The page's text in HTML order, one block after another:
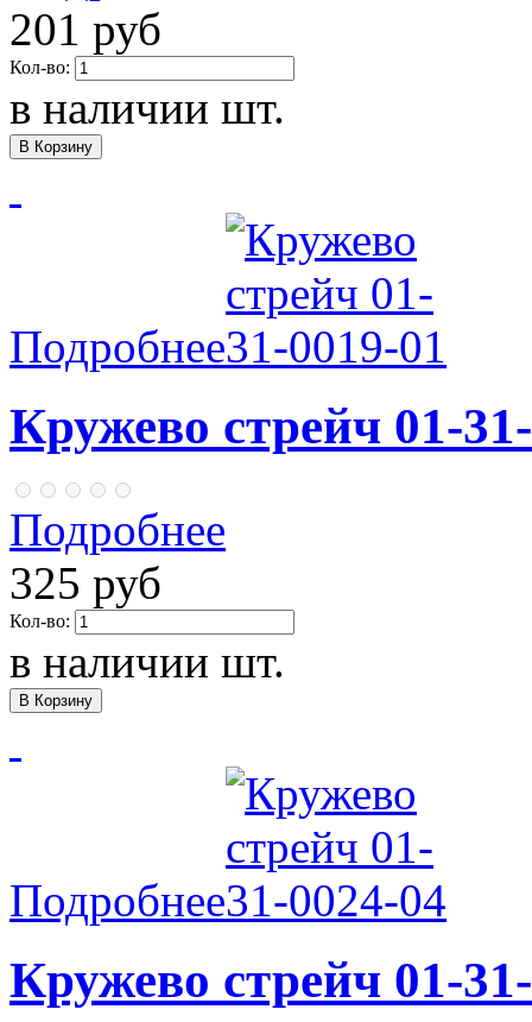
201 руб
Кол-во:
в наличии шт.
Подробнее
Кружево стрейч 01-
Подробнее
325 руб
Кол-во:
в наличии шт.
Подробнее
Кружево стрейч 01-